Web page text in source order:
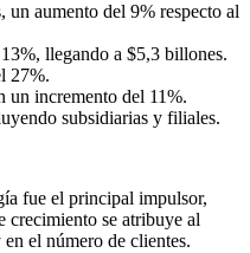
aumento del 9% respecto al
llegando a $5,3 billones.
27%.
un incremento del 11%.
subsidiarias y filiales.
fue el principal impulsor,
crecimiento se atribuye al
el número de clientes.